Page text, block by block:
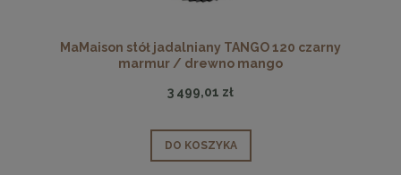
MaMaison stół jadalniany TANGO 120 czarny
marmur / drewno mango
3 499,01 zł
DO KOSZYKA